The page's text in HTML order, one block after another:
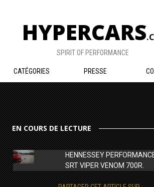
HYPERCARS
SPIRIT OF PERFORMANCE
CATÉGORIES PRESSE
EN COURS DE LECTURE
HENNESSEY
SRT VIPER VENOM 700R.